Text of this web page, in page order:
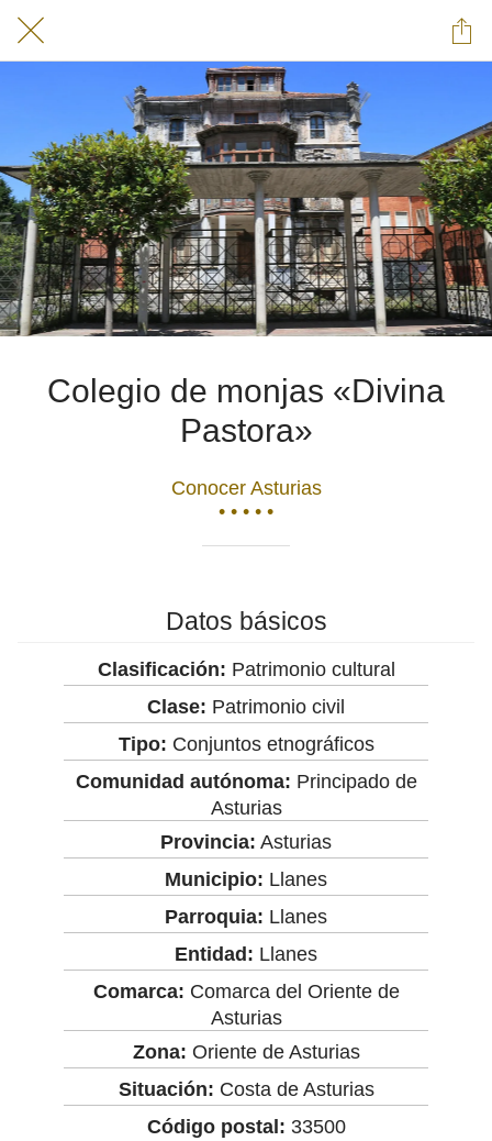
Colegio de monjas «Divina
Pastora»
Conocer Asturias
• • • • •
Datos básicos
Clasificación: Patrimonio cultural
Clase: Patrimonio civil
Tipo: Conjuntos etnográficos
Comunidad autónoma: Principado de
Asturias
Provincia: Asturias
Municipio: Llanes
Parroquia: Llanes
Entidad: Llanes
Comarca: Comarca del Oriente de
Asturias
Zona: Oriente de Asturias
Situación: Costa de Asturias
Código postal: 33500